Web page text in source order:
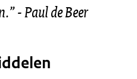
- Paul de Beer